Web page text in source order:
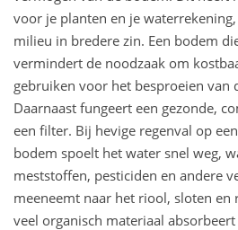
voor je planten en je
milieu in bredere zin. Een bodem
vermindert de noodzaak om
gebruiken voor het besproeien van
Daarnaast fungeert een gezonde,
een filter. Bij hevige regenval op
bodem spoelt het water snel weg,
meststoffen, pesticiden en andere
meeneemt naar het riool, sloten en
veel organisch materiaal